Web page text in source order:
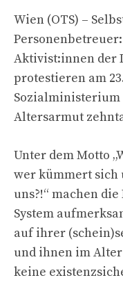
Wien (OTS) –
Aktivist:innen der
protestieren am
Sozialministerium
Altersarmut
Unter dem Motto
wer kümmert sich
uns?!“ machen
System
auf ihrer
und ihnen im Alter
keine